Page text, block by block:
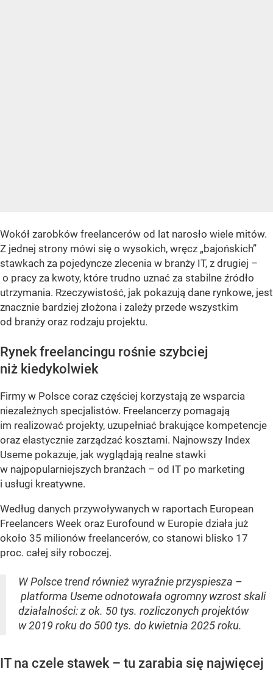
Wokół zarobków freelancerów od lat narosło wiele mitów.
Z jednej strony mówi się o wysokich, wręcz „bajońskich”
stawkach za pojedyncze zlecenia w branży IT, z drugiej –
o pracy za kwoty, które trudno uznać za stabilne źródło
utrzymania. Rzeczywistość, jak pokazują dane rynkowe, jest
znacznie bardziej złożona i zależy przede wszystkim
od branży oraz rodzaju projektu.
Rynek freelancingu rośnie szybciej
niż kiedykolwiek
Firmy w Polsce coraz częściej korzystają ze wsparcia
niezależnych specjalistów. Freelancerzy pomagają
im realizować projekty, uzupełniać brakujące kompetencje
oraz elastycznie zarządzać kosztami. Najnowszy Index
Useme pokazuje, jak wyglądają realne stawki
w najpopularniejszych branżach – od IT po marketing
i usługi kreatywne.
Według danych przywoływanych w raportach European
Freelancers Week oraz Eurofound w Europie działa już
około 35 milionów freelancerów, co stanowi blisko 17
proc. całej siły roboczej.
W Polsce trend również wyraźnie przyspiesza –
platforma Useme odnotowała ogromny wzrost skali
działalności: z ok. 50 tys. rozliczonych projektów
w 2019 roku do 500 tys. do kwietnia 2025 roku.
IT na czele stawek – tu zarabia się najwięcej